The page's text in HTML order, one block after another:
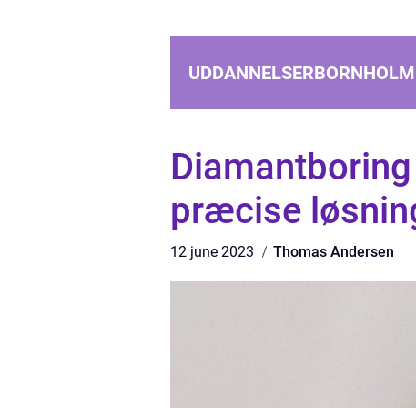
præcise
12 june 2023 Thomas Andersen